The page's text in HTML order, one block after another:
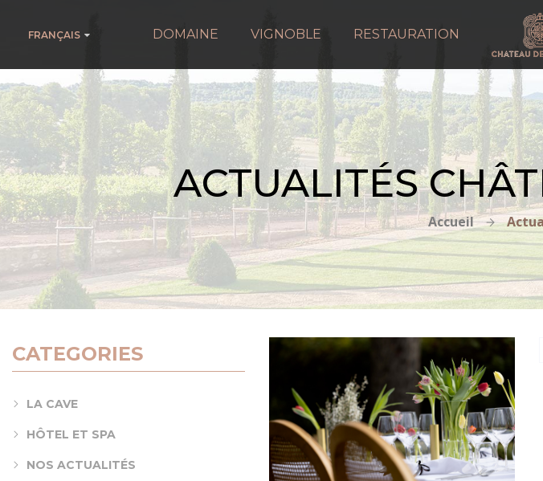
FRANÇAIS DOMAINE VIGNOBLE RESTAURATION
ACTUALITÉS
Accueil
CATEGORIES
LA CAVE
HÔTEL ET SPA
NOS ACTUALITÉS